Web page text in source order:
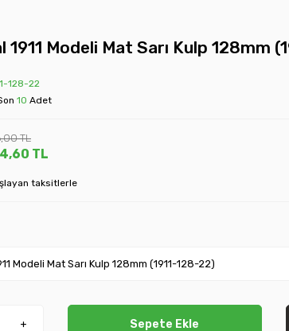
1911 Modeli Mat Sarı Kulp 128mm
128-22
10 Adet
TL
TL
taksitlerle
Sepete Ekle